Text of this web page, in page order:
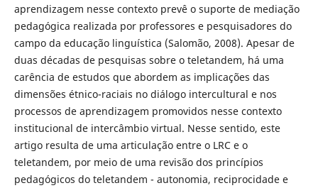
aprendizagem nesse contexto prevê o suporte de mediação
pedagógica realizada por professores e pesquisadores do
campo da educação linguística (Salomão, 2008). Apesar de
duas décadas de pesquisas sobre o teletandem, há uma
carência de estudos que abordem as implicações das
dimensões étnico-raciais no diálogo intercultural e nos
processos de aprendizagem promovidos nesse contexto
institucional de intercâmbio virtual. Nesse sentido, este
artigo resulta de uma articulação entre o LRC e o
teletandem, por meio de uma revisão dos princípios
pedagógicos do teletandem - autonomia, reciprocidade e